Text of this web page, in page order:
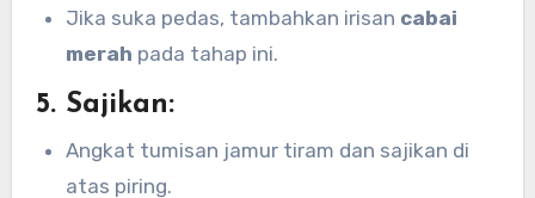
Jika suka pedas, tambahkan irisan cabai
merah pada tahap ini.
5. Sajikan:
Angkat tumisan jamur tiram dan sajikan di
atas piring.